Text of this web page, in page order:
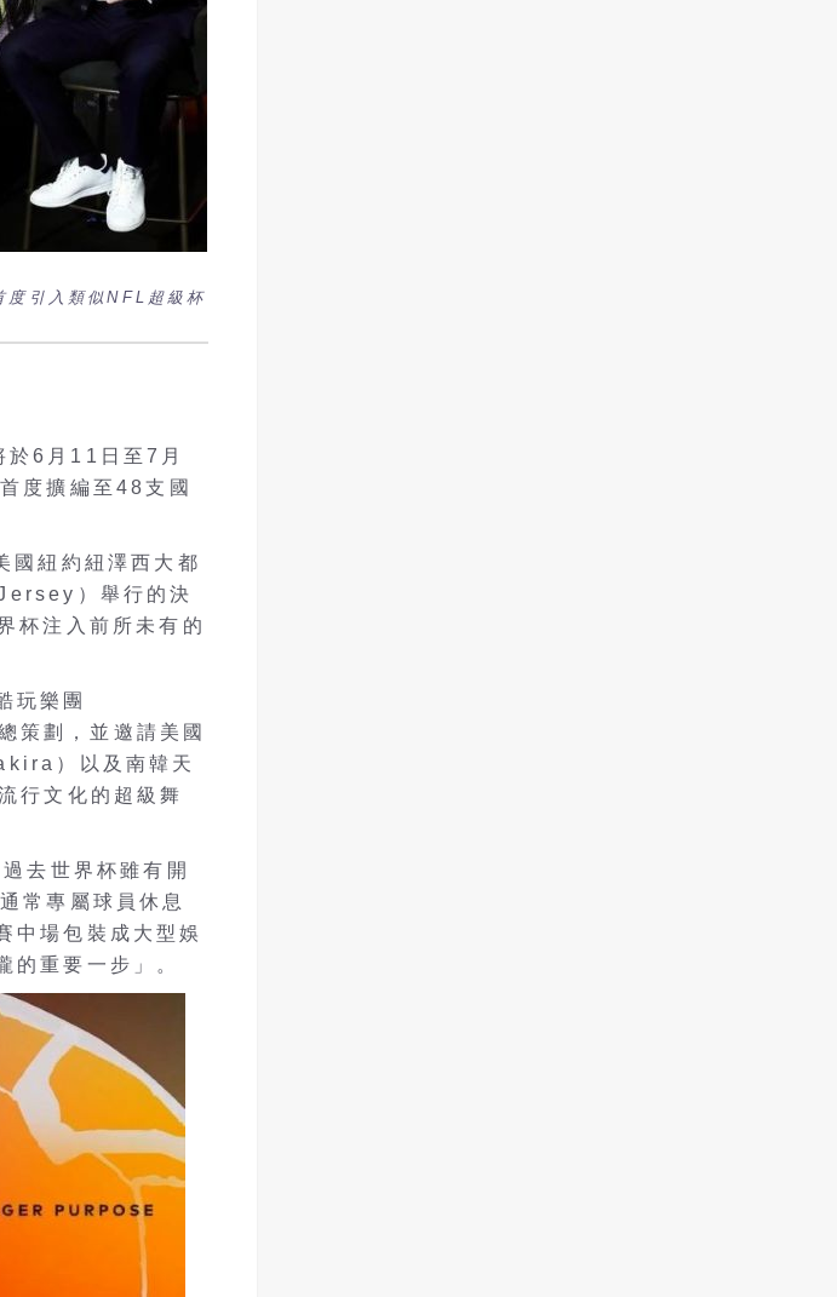
度引入類似NFL超級杯
6月11日至7月
度擴編至48支國
國紐約紐澤西大都
）舉行的決
杯注入前所未有的
玩樂團
劃，並邀請美國
）以及南韓天
行文化的超級舞
去世界杯雖有開
常專屬球員休息
中場包裝成大型娛
的重要一步」。